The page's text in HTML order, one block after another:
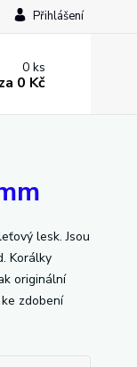
Přihlášení
0ks
za 0 Kč
lesk. Jsou
Korálky
originální
zdobení